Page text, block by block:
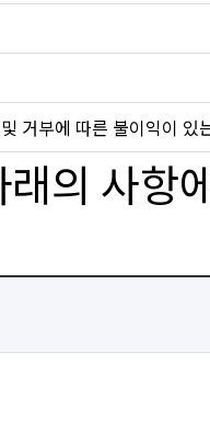
거부에 따른 불이익이 있
의 사항